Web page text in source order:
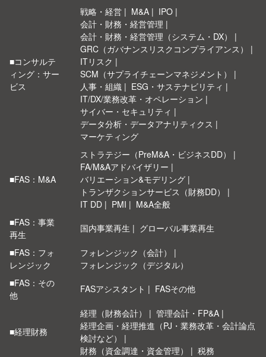
■コンサルテ
ィング：サー
ビス
戦略・経営 M&A
IPO
会計・財務・経営管理
会計・財務・経営管理（システム・DX）
GRC（ガバナンスリスクコンプライアンス）
ITリスク
SCM（サプライチェーンマネジメント）
人事・組織
ESG・サステナビリティ
IT/DX/業務改革・オペレーション
サイバー・セキュリティ
データ分析・データアナリティクス
マーケティング
■FAS：M&A
ストラテジー（PreM&A・ビジネスDD）
FA/M&Aアドバイザリー
バリエーション&モデリング
トランザクションサービス（財務DD）
IT DD
PMI
M&A全般
■FAS：事業
再生
国内事業再生 グローバル事業再生
■FAS：フォ
レンジック
フォレンジック（会計）
フォレンジック（デジタル）
■FAS：その
他
FASアシスタント FASその他
■経理財務
経理（財務会計）
管理会計・FP&A
経理企画・経理推進（PJ・業務改革・会計論点
検討など）
財務（資金調達・資金管理）
税務